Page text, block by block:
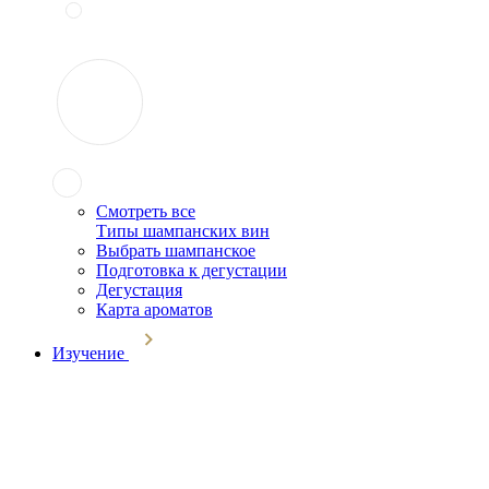
Смотреть все
Типы шампанских вин
Выбрать шампанское
Подготовка к дегустации
Дегустация
Карта ароматов
Изучение